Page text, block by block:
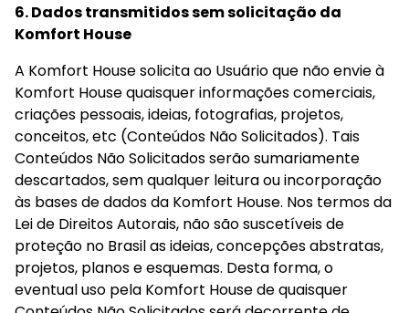
6. Dados transmitidos sem solicitação da
Komfort House
A Komfort House solicita ao Usuário que não envie à
Komfort House quaisquer informações comerciais,
criações pessoais, ideias, fotografias, projetos,
conceitos, etc (Conteúdos Não Solicitados). Tais
Conteúdos Não Solicitados serão sumariamente
descartados, sem qualquer leitura ou incorporação
às bases de dados da Komfort House. Nos termos da
Lei de Direitos Autorais, não são suscetíveis de
proteção no Brasil as ideias, concepções abstratas,
projetos, planos e esquemas. Desta forma, o
eventual uso pela Komfort House de quaisquer